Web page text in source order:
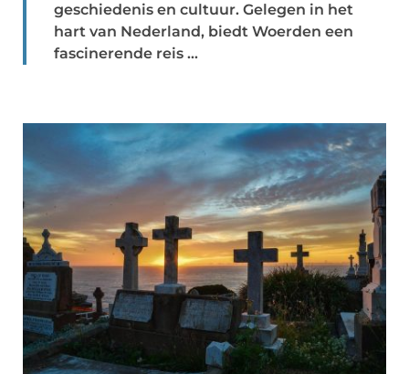
geschiedenis en cultuur. Gelegen in het
hart van Nederland, biedt Woerden een
fascinerende reis ...